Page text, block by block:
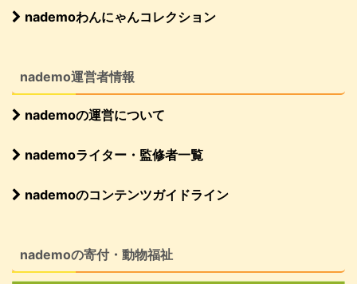
nademoわんにゃんコレクション
nademo運営者情報
nademoの運営について
nademoライター・監修者一覧
nademoのコンテンツガイドライン
nademoの寄付・動物福祉